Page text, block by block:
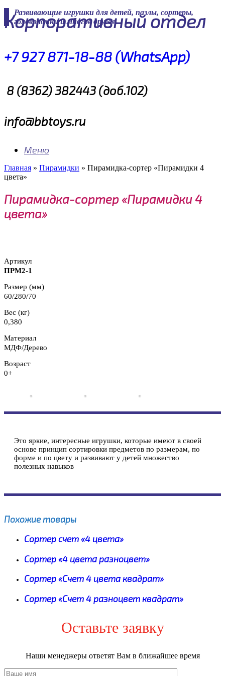
Skip
to
content
Развивающие игрушки для детей, пазлы, сортеры,
головоломки и многое другое
Корпоративный отдел
+7 927 871-18-88 (WhatsApp)
8 (8362) 382443 (доб.102)
info@bbtoys.ru
Меню
Главная » Пирамидки » Пирамидка-сортер «Пирамидки 4
цвета»
Пирамидка-сортер «Пирамидки 4
цвета»
Артикул
ПРМ2-1
Размер (мм)
60/280/70
Вес (кг)
0,380
Материал
МДФ/Дерево
Возраст
0+
Это яркие, интересные игрушки, которые имеют в своей
основе принцип сортировки предметов по размерам, по
форме и по цвету и развивают у детей множество
полезных навыков
Похожие товары
Сортер счет «4 цвета»
Сортер «4 цвета разноцвет»
Сортер «Счет 4 цвета квадрат»
Сортер «Счет 4 разноцвет квадрат»
Оставьте заявку
Наши менеджеры ответят Вам в ближайшее время